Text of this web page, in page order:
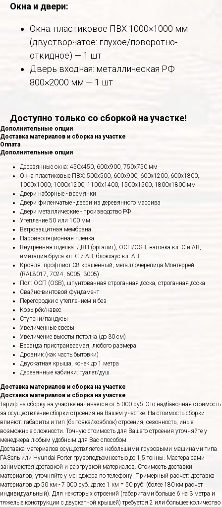
Окна и двери:
Окна: пластиковое ПВХ 1000×1000 мм
(двустворчатое: глухое/поворотно-
откидное) — 1 шт
Дверь входная: металлическая РФ
800×2000 мм — 1 шт
Доступно только со сборкой на участке!
Дополнительные опции
Доставка материалов и сборка на участке
Оплата
Дополнительные опции
Деревянные окна: 450х450, 600х900, 750х750 мм
Окна пластиковые ПВХ: 500х500, 600х900, 600х1200, 600х1800,
1000х1000, 1000х1200, 1100х1400, 1500х1500, 1800х1800 мм
Двери наборные - времянки
Двери филенчатые - двери из деревянного массива
Двери металлические - производство РФ
Утепление 50 или 100 мм
Ветрозащитная мембрана
Пароизоляционная пленка
Внутренняя отделка: ДВП (оргалит), ОСП/OSB, вагонка кл. С и АВ,
имитация бруса кл. С и АВ, блокхаус кл. АВ
Кровля: профлист С8 крашенный, металлочерепица Монтеррей
(RAL8017, 7024, 6005, 3005)
Пол: ОСП (OSB), шпунтованная строганная доска, строганная доска
Свайно-винтовой фундамент
Перегородки с утеплением и без
Козырёк/навес
Ступени/пандусы
Увеличенные свесы
Увеличение высоты потолка (до 30 см)
Веранда пристраиваемая, любого размера
Дровник (как часть бытовки)
Двускатная крыша, конек до 1 метра
Деревянные кабинки: туалет/душ
Доставка материалов и сборка на участке
Доставка материалов и сборка на участке
Тариф на сборку на участке начинается от 5 000 руб. Это надбавочная стоимость
за осуществление сборки строения на Вашем участке. На стоимость сборки
влияют: габариты и тип (бытовка/хозблок) строения, сезонность, иные
возможные сложности. Точную стоимость для Вашего строения уточняйте у
менеджера любым удобным для Вас способом.
Доставка материалов осуществляется небольшими грузовыми машинами типа
ГАЗель или Hyundai Porter грузоподъемностью до 1,5 тонны. Мастера сами
занимаются доставкой и разгрузкой материалов. Стоимость доставки
материалов, уточняйте у менеджера по телефону. Примерный расчет: доставка
материалов до 50 км - 7 000 руб. далее 1 км = 50 руб. (более 180 км расчет
индивидуальный). Для некоторых строений (габаритами больше 6 на 3 метра и
тяжелые конструкции с двускатной крышей) требуется 2 или большее количество